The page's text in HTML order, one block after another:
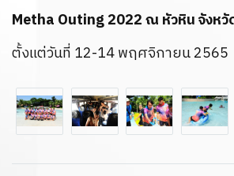
Metha Outing 2022 ณ หัวหิน จังหวั
ตั้งแต่วันที่ 12-14 พฤศจิกายน 2565